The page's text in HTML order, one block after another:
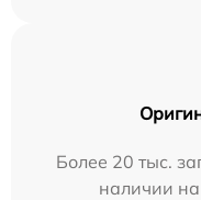
Более 20 тыс.
наличии